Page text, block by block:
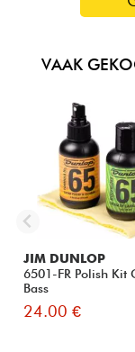
VAAK
JIM DUNLOP
6501-FR Polish Kit
Bass
24.00 €